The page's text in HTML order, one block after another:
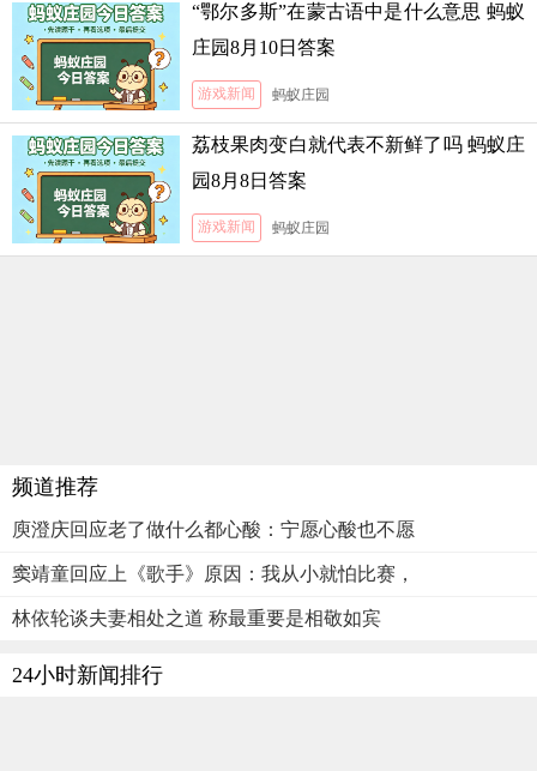
“鄂尔多斯”在蒙古语中是什么意思 蚂蚁
庄园8月10日答案
游戏新闻 蚂蚁庄园
荔枝果肉变白就代表不新鲜了吗 蚂蚁庄
园8月8日答案
游戏新闻 蚂蚁庄园
频道推荐
庾澄庆回应老了做什么都心酸：宁愿心酸也不愿
窦靖童回应上《歌手》原因：我从小就怕比赛，
林依轮谈夫妻相处之道 称最重要是相敬如宾
24小时新闻排行